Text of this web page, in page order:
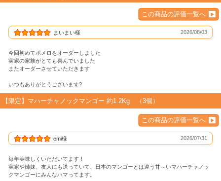
この商品の評価一覧へ
まいまい様 2026/08/03
今回初めてポメロをオーダーしました
実家の家族がとても喜んでいました
またオーダーさせていただきます
いつもありがとうございます?
【限定】マハーチャノックマンゴー 約1.2Kg （3個）
この商品の評価一覧へ
emi様 2026/07/31
毎年美味しくいただいてます！
実家や姉妹、友人にも送っていて、日本のマンゴーとは違う甘～いマハーチャノッ
クマンゴーにみんなハマってます。